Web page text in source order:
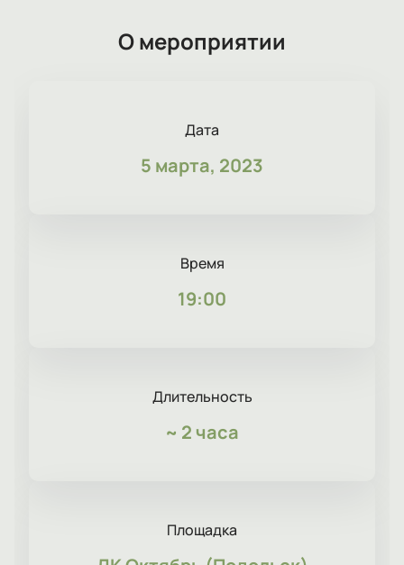
О мероприятии
Дата
5 марта, 2023
Время
19:00
Длительность
~ 2 часа
Площадка